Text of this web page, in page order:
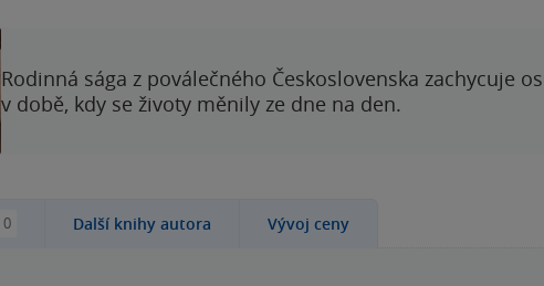
Rodinná sága z poválečného Československa zachycuje
v době, kdy se životy měnily ze dne na den.
0 Další knihy autora Vývoj ceny